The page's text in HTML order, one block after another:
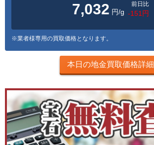
7,032 円/g
前日比
-151円
※業者様専用の買取価格となります。
本日の地金買取価格詳細